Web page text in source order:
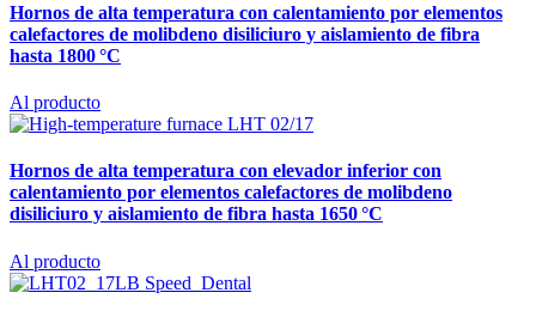
Hornos de alta temperatura con calentamiento por elementos
calefactores de molibdeno disiliciuro y aislamiento de fibra
hasta 1800 °C
Al producto
Hornos de alta temperatura con elevador inferior con
calentamiento por elementos calefactores de molibdeno
disiliciuro y aislamiento de fibra hasta 1650 °C
Al producto